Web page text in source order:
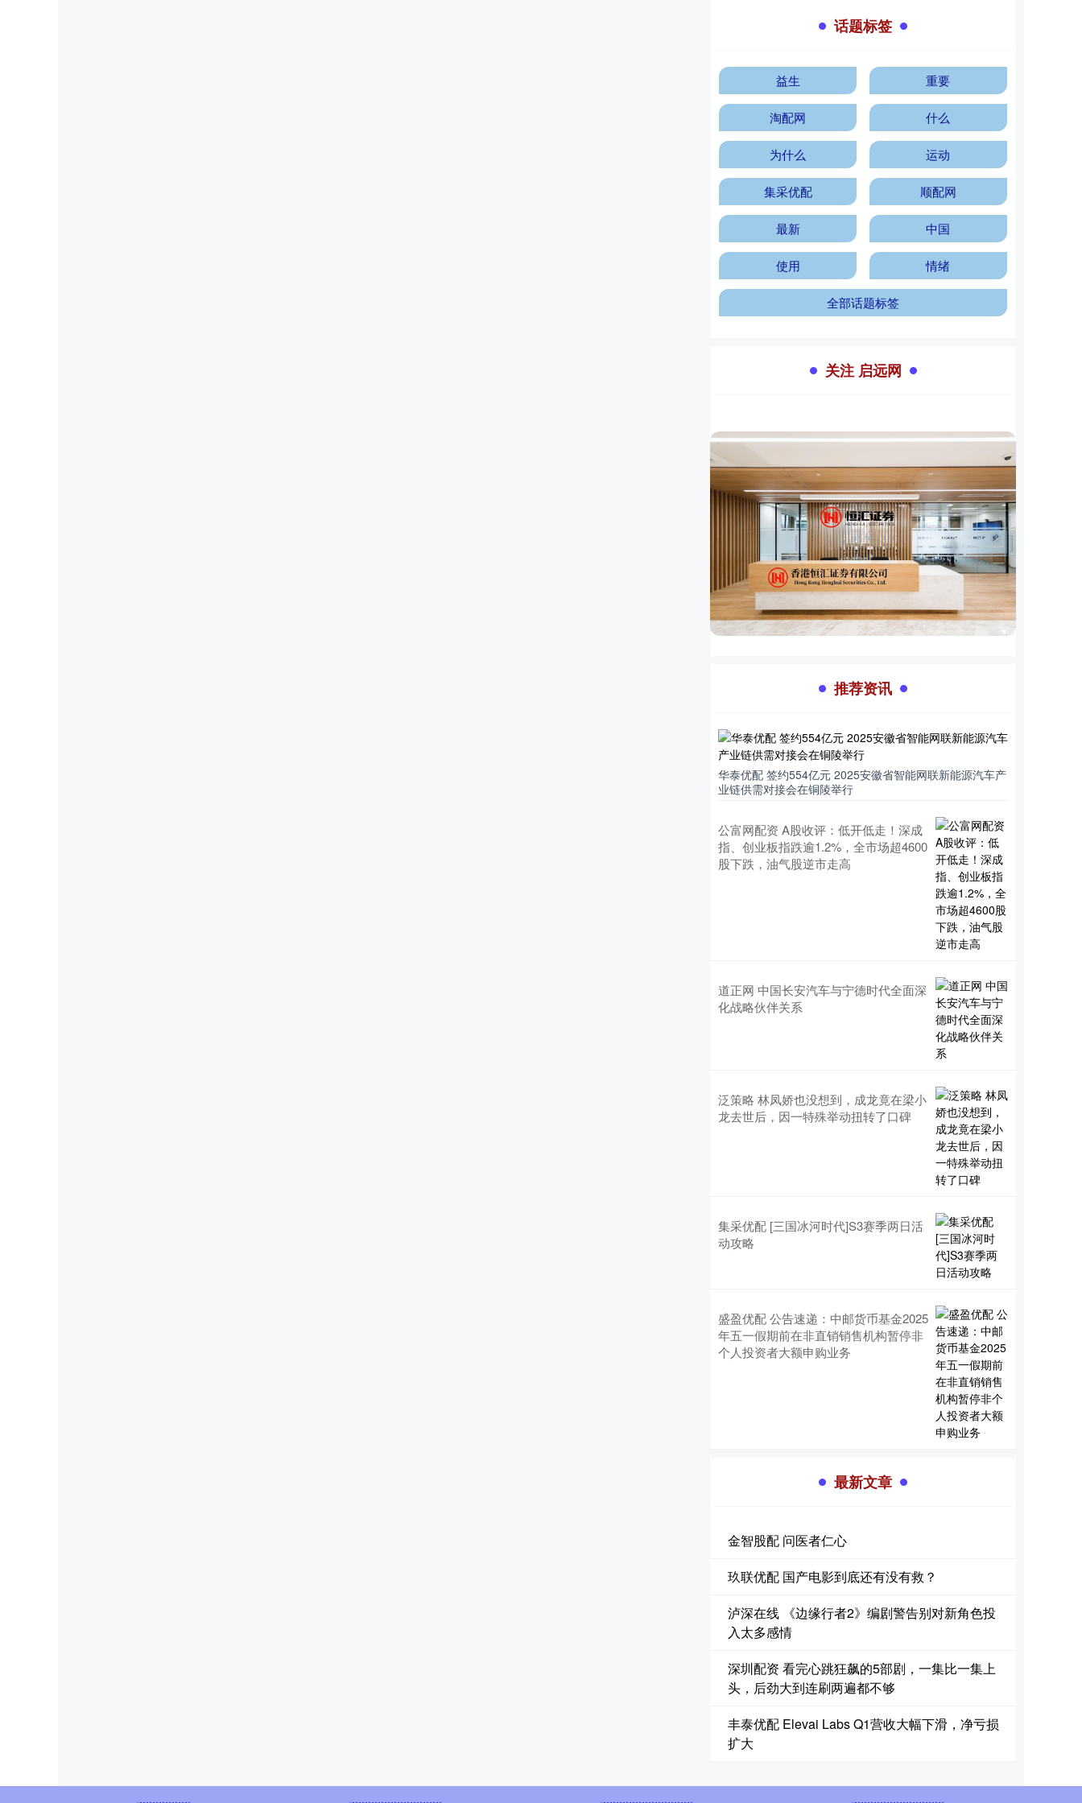
话题标签
益生 重要
淘配网 什么
为什么 运动
集采优配 顺配网
最新 中国
使用 情绪
全部话题标签
关注 启远网
推荐资讯
华泰优配 签约554亿元 2025安徽省智能网联新能源汽车产
业链供需对接会在铜陵举行
公富网配资 A股收评：低开低走！深成
指、创业板指跌逾1.2%，全市场超4600
股下跌，油气股逆市走高
道正网 中国长安汽车与宁德时代全面深
化战略伙伴关系
泛策略 林凤娇也没想到，成龙竟在梁小
龙去世后，因一特殊举动扭转了口碑
集采优配 [三国冰河时代]S3赛季两日活
动攻略
盛盈优配 公告速递：中邮货币基金2025
年五一假期前在非直销销售机构暂停非
个人投资者大额申购业务
最新文章
金智股配 问医者仁心
玖联优配 国产电影到底还有没有救？
泸深在线 《边缘行者2》编剧警告别对新角色投
入太多感情
深圳配资 看完心跳狂飙的5部剧，一集比一集上
头，后劲大到连刷两遍都不够
丰泰优配 Elevai Labs Q1营收大幅下滑，净亏损
扩大